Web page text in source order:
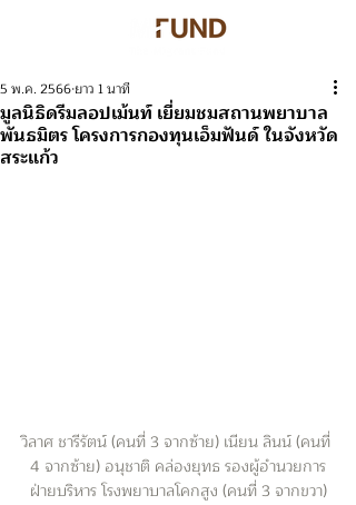
มูลนิธิดรีมลอปเม้นท์ เยี่ยมชมสถานพยาบาล
พันธมิตร โครงการกองทุนเอ็มฟันด์ ในจังหวัด
สระแก้ว
5 พ.ค. 2566 ยาว 1 นาที
วิลาศ ชารีรัตน์ (คนที่ 3 จากซ้าย) เนียน ลินน์ (คนที่
4 จากซ้าย) อนุชาติ คล่องยุทธ รองผู้อำนวยการ
ฝ่ายบริหาร โรงพยาบาลโคกสูง (คนที่ 3 จากขวา)